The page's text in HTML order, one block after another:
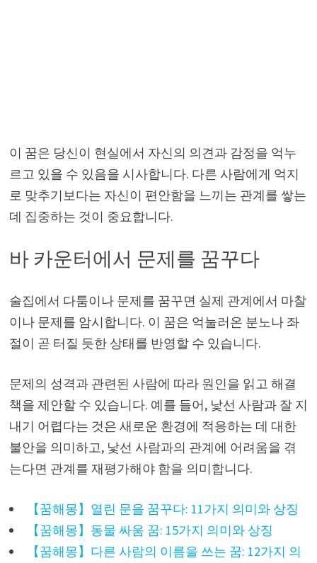
이 꿈은 당신이 현실에서 자신의 의견과 감정을 억누
르고 있을 수 있음을 시사합니다. 다른 사람에게 억지
로 맞추기보다는 자신이 편안함을 느끼는 관계를 쌓는
데 집중하는 것이 중요합니다.
바 카운터에서 문제를 꿈꾸다
술집에서 다툼이나 문제를 꿈꾸면 실제 관계에서 마찰
이나 문제를 암시합니다. 이 꿈은 억눌러온 분노나 좌
절이 곧 터질 듯한 상태를 반영할 수 있습니다.
문제의 성격과 관련된 사람에 따라 원인을 읽고 해결
책을 제안할 수 있습니다. 예를 들어, 낯선 사람과 잘 지
내기 어렵다는 것은 새로운 환경에 적응하는 데 대한
불안을 의미하고, 낯선 사람과의 관계에 어려움을 겪
는다면 관계를 재평가해야 함을 의미합니다.
【꿈해몽】열린 문을 꿈꾸다: 11가지 의미와 상징
【꿈해몽】동물 싸움 꿈: 15가지 의미와 상징
【꿈해몽】다른 사람의 이름을 쓰는 꿈: 12가지 의